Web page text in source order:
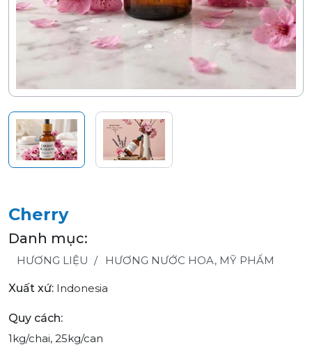
Cherry
Danh mục:
HƯƠNG LIỆU HƯƠNG NƯỚC HOA, MỸ PHẨM
Xuất xứ: Indonesia
Quy cách:
1kg/chai, 25kg/can